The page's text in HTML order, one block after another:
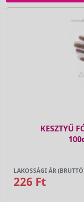
KESZTYŰ
LAKOSSÁGI ÁR
226 Ft